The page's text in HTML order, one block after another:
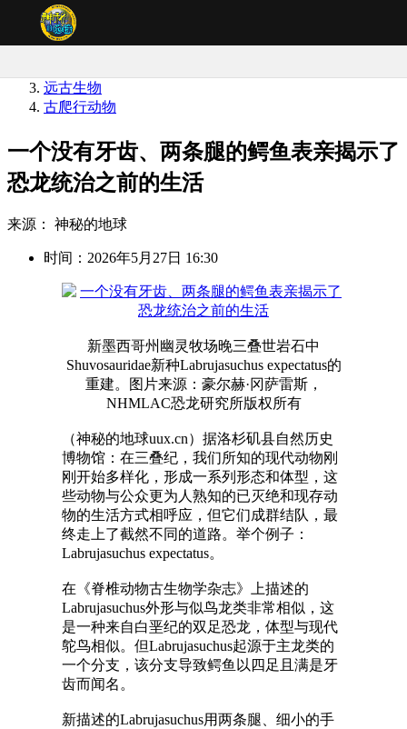
远古生物
古爬行动物
一个没有牙齿、两条腿的鳄鱼表亲揭示了
恐龙统治之前的生活
来源： 神秘的地球
时间：2026年5月27日 16:30
新墨西哥州幽灵牧场晚三叠世岩石中
Shuvosauridae新种Labrujasuchus expectatus的
重建。图片来源：豪尔赫·冈萨雷斯，
NHMLAC恐龙研究所版权所有
（神秘的地球uux.cn）据洛杉矶县自然历史
博物馆：在三叠纪，我们所知的现代动物刚
刚开始多样化，形成一系列形态和体型，这
些动物与公众更为人熟知的已灭绝和现存动
物的生活方式相呼应，但它们成群结队，最
终走上了截然不同的道路。举个例子：
Labrujasuchus expectatus。
在《脊椎动物古生物学杂志》上描述的
Labrujasuchus外形与似鸟龙类非常相似，这
是一种来自白垩纪的双足恐龙，体型与现代
鸵鸟相似。但Labrujasuchus起源于主龙类的
一个分支，该分支导致鳄鱼以四足且满是牙
齿而闻名。
新描述的Labrujasuchus用两条腿、细小的手